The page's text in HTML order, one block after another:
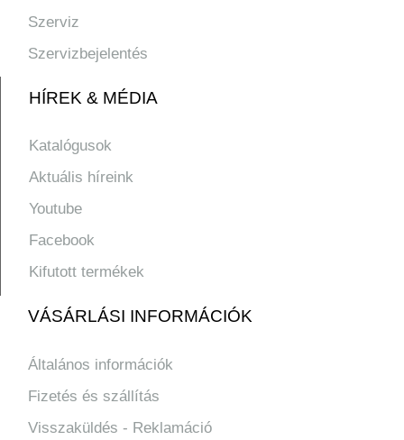
Szerviz
Szervizbejelentés
HÍREK & MÉDIA
Katalógusok
Aktuális híreink
Youtube
Facebook
Kifutott termékek
VÁSÁRLÁSI INFORMÁCIÓK
Általános információk
Fizetés és szállítás
Visszaküldés - Reklamáció